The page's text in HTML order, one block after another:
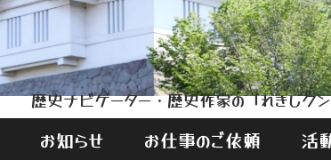
歴史ナビゲーター・歴史作家の「れきしク
お知らせ お仕事のご依頼 活